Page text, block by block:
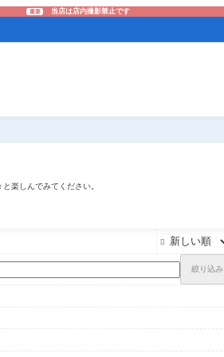
重要 当店は店内撮影禁止です
楽しんでみてください。

絞り込み